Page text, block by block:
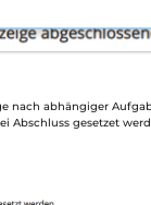
nach abhängiger
Abschluss gesetzet